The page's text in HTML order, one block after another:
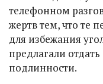
телефонном
жертв тем, что те
для избежания
предлагали
подлинности.